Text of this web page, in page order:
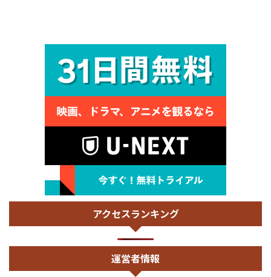
アクセスランキング
運営者情報